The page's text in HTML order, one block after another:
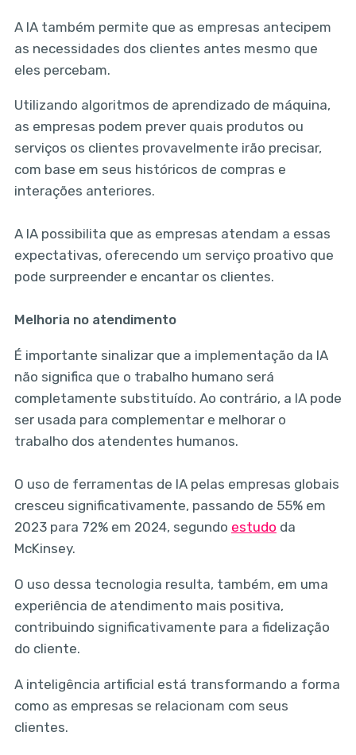
A IA também permite que as empresas antecipem
as necessidades dos clientes antes mesmo que
eles percebam.
Utilizando algoritmos de aprendizado de máquina,
as empresas podem prever quais produtos ou
serviços os clientes provavelmente irão precisar,
com base em seus históricos de compras e
interações anteriores.
A IA possibilita que as empresas atendam a essas
expectativas, oferecendo um serviço proativo que
pode surpreender e encantar os clientes.
Melhoria no atendimento
É importante sinalizar que a implementação da IA
não significa que o trabalho humano será
completamente substituído. Ao contrário, a IA pode
ser usada para complementar e melhorar o
trabalho dos atendentes humanos.
O uso de ferramentas de IA pelas empresas globais
cresceu significativamente, passando de 55% em
2023 para 72% em 2024, segundo estudo da
McKinsey.
O uso dessa tecnologia resulta, também, em uma
experiência de atendimento mais positiva,
contribuindo significativamente para a fidelização
do cliente.
A inteligência artificial está transformando a forma
como as empresas se relacionam com seus
clientes.